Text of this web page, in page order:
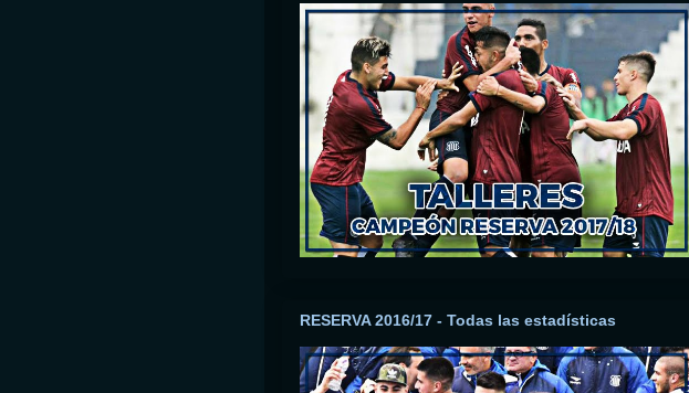
RESERVA 2016/17 - Todas las estadísticas